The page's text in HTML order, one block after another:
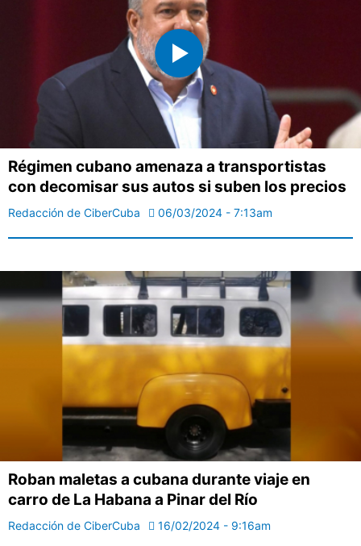
Régimen cubano amenaza a transportistas
con decomisar sus autos si suben los precios
Redacción de CiberCuba 06/03/2024 - 7:13am
Roban maletas a cubana durante viaje en
carro de La Habana a Pinar del Río
Redacción de CiberCuba 16/02/2024 - 9:16am